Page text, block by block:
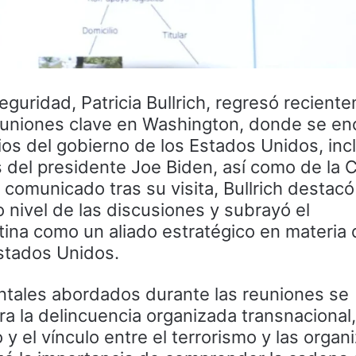
Patricia Bullrich, regresó
clave en Washington, donde se
del gobierno de los Estados Unidos,
presidente Joe Biden, así como de la
comunicado tras su visita, Bullrich
nivel de las discusiones y subrayó el
como un aliado estratégico en materia
Unidos.
abordados durante las reuniones se
la delincuencia organizada
el vínculo entre el terrorismo y las